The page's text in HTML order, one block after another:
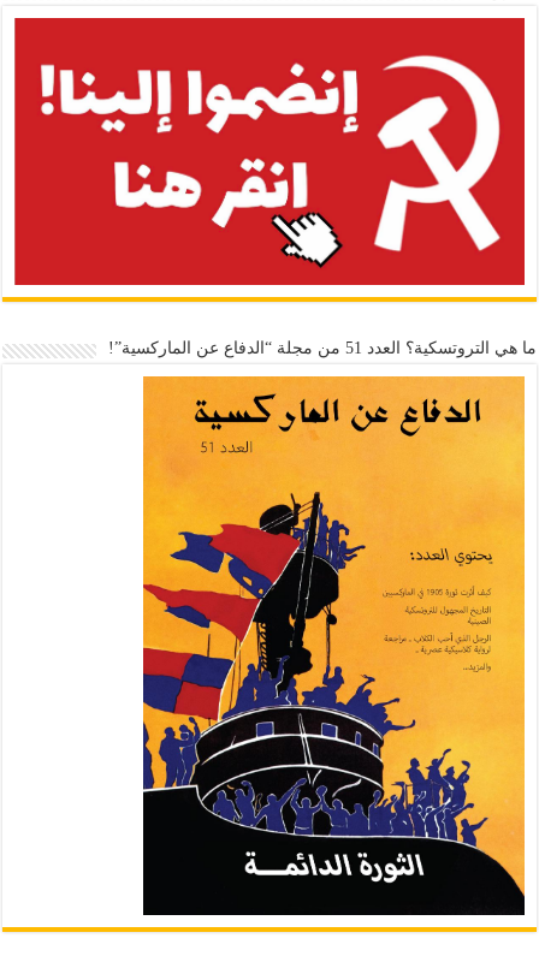
ما هي التروتسكية؟ العدد 51 من مجلة “الدفاع عن الماركسية”!